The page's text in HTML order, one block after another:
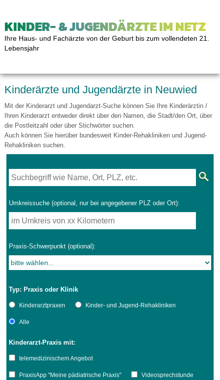
KINDER- & JUGENDÄRZTE IM NETZ
Ihre Haus- und Fachärzte von der Geburt bis zum vollendeten 21.
Lebensjahr
Kinderärzte und Jugendärzte in Neuwied
Mit der Kinderarzt und Jugendarzt-Suche können Sie Ihre Kinderärztin /
Ihren Kinderarzt entweder direkt über den Namen, die Stadt/den Ort, über
die Postleitzahl oder über Stichwörter suchen.
Auch können Sie hierüber bundesweit Kinder-Rehakliniken und Jugend-
Rehakliniken suchen.
Umkreissuche (optional, nur bei angegebener PLZ oder Ort):
Praxis-Schwerpunkt (optional):
Typ: Praxis oder Klinik
Kinderarztpraxen Kinder- und Jugend-Rehakliniken
Alle
Kinderarzt-Praxis mit:
telemedizinischem Angebot
PraxisApp "Meine pädiatrische Praxis" Videosprechstunde